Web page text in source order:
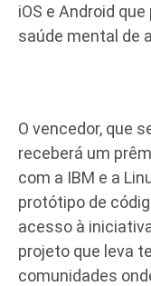
iOS e Android
saúde mental de
O vencedor, que
receberá um
com a IBM e a
protótipo de
acesso à
projeto que leva
comunidades